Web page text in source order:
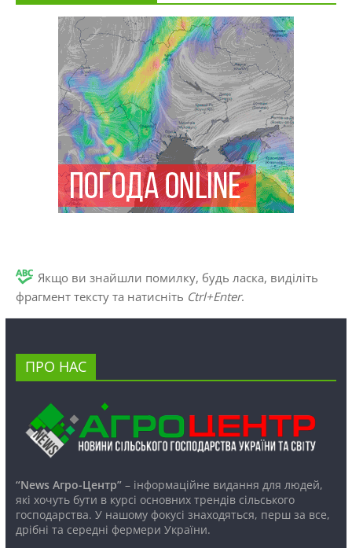
Якщо ви знайшли помилку, будь ласка, виділіть
фрагмент тексту та натисніть Ctrl+Enter.
ПРО НАС
“News Агро-Центр”– інформаційне видання для людей,
які хочуть бути в курсі основних трендів сільського
господарства. У нашому фокусі знаходяться, перш за все,
дрібні та середні фермери України.